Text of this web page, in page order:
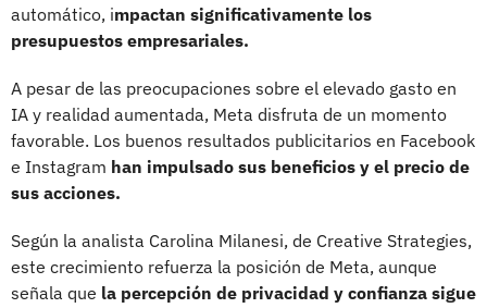
automático, impactan significativamente los
presupuestos empresariales.
A pesar de las preocupaciones sobre el elevado gasto en
IA y realidad aumentada, Meta disfruta de un momento
favorable. Los buenos resultados publicitarios en Facebook
e Instagram han impulsado sus beneficios y el precio de
sus acciones.
Según la analista Carolina Milanesi, de Creative Strategies,
este crecimiento refuerza la posición de Meta, aunque
señala que la percepción de privacidad y confianza sigue